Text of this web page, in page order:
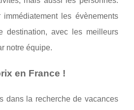
les évènements
destination, avec les meilleurs
notre équipe.
en France !
dans la recherche de vacances